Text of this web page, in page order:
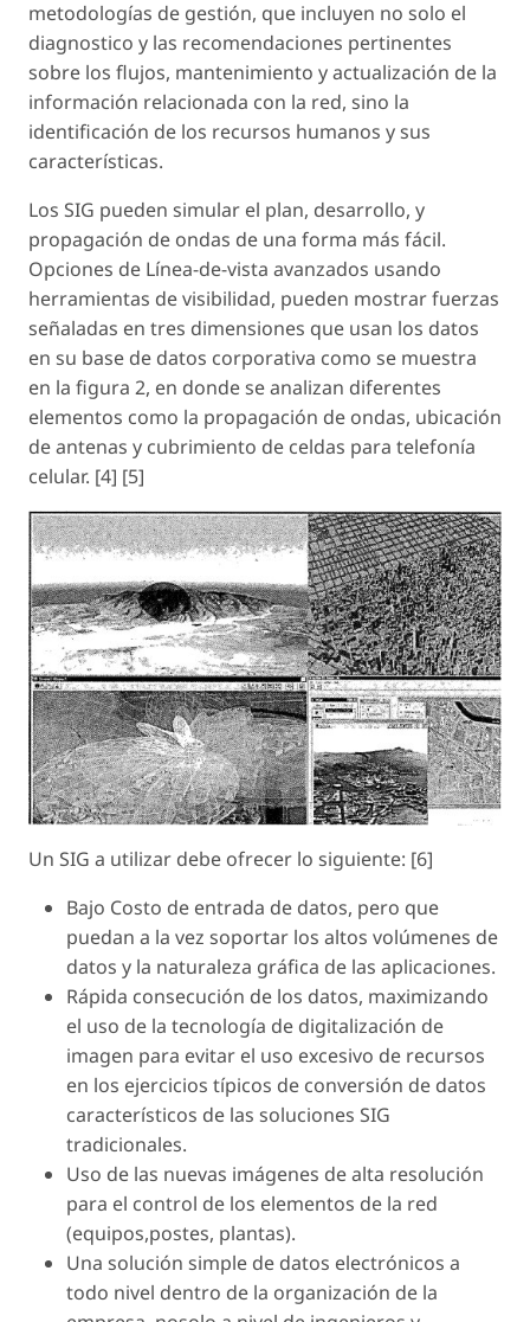
metodologías de gestión, que incluyen no solo el
diagnostico y las recomendaciones pertinentes
sobre los flujos, mantenimiento y actualización de la
información relacionada con la red, sino la
identificación de los recursos humanos y sus
características.
Los SIG pueden simular el plan, desarrollo, y
propagación de ondas de una forma más fácil.
Opciones de Línea-de-vista avanzados usando
herramientas de visibilidad, pueden mostrar fuerzas
señaladas en tres dimensiones que usan los datos
en su base de datos corporativa como se muestra
en la figura 2, en donde se analizan diferentes
elementos como la propagación de ondas, ubicación
de antenas y cubrimiento de celdas para telefonía
celular. [4] [5]
Un SIG a utilizar debe ofrecer lo siguiente: [6]
Bajo Costo de entrada de datos, pero que
puedan a la vez soportar los altos volúmenes de
datos y la naturaleza gráfica de las aplicaciones.
Rápida consecución de los datos, maximizando
el uso de la tecnología de digitalización de
imagen para evitar el uso excesivo de recursos
en los ejercicios típicos de conversión de datos
característicos de las soluciones SIG
tradicionales.
Uso de las nuevas imágenes de alta resolución
para el control de los elementos de la red
(equipos,postes, plantas).
Una solución simple de datos electrónicos a
todo nivel dentro de la organización de la